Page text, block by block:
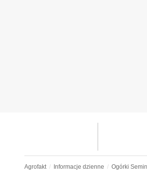
Agrofakt Informacje dzienne Ogórki